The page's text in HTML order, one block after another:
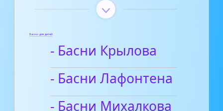
Басни для детей
- Басни Крылова
- Басни Лафонтена
- Басни Михалкова